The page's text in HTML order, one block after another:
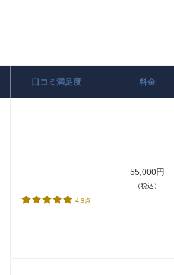
口コミ満足度 料金
4.9点
55,000円
（税込）